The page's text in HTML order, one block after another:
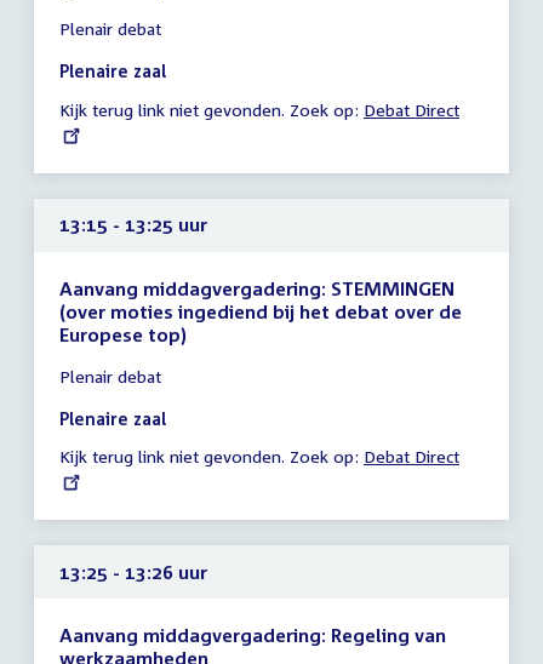
vergadering
11:10
18:00
uur
Plenair debat
Plenaire zaal
Kijk terug link niet gevonden. Zoek op: External
Debat Direct
13:15 - 13:25 uur
Aanvang middagvergadering: STEMMINGEN
(over moties ingediend bij het debat over de
Europese top)
vergadering
13:15
13:25
uur
Plenair debat
Plenaire zaal
Kijk terug link niet gevonden. Zoek op: External
Debat Direct
13:25 - 13:26 uur
Aanvang middagvergadering: Regeling van
werkzaamheden